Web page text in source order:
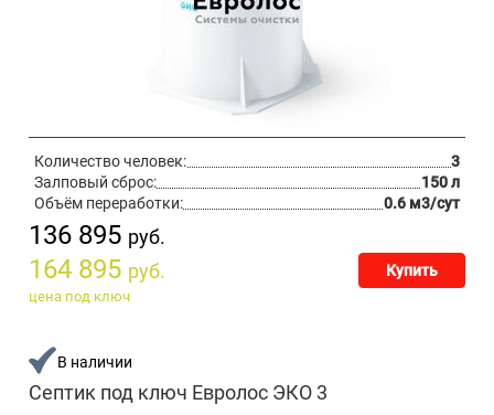
Количество человек:
3
Залповый сброс:
150 л
Объём переработки:
0.6 м3/сут
136 895 руб.
164 895 руб. Купить
цена под ключ
В наличии
Септик под ключ Евролос ЭКО 3